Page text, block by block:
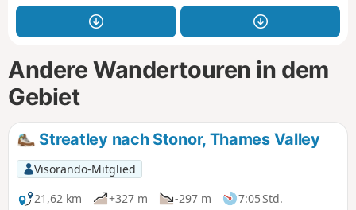
Andere Wandertouren in dem
Gebiet
Streatley nach Stonor, Thames Valley
Visorando-Mitglied
21,62 km
+327 m -297 m
7:05 Std.